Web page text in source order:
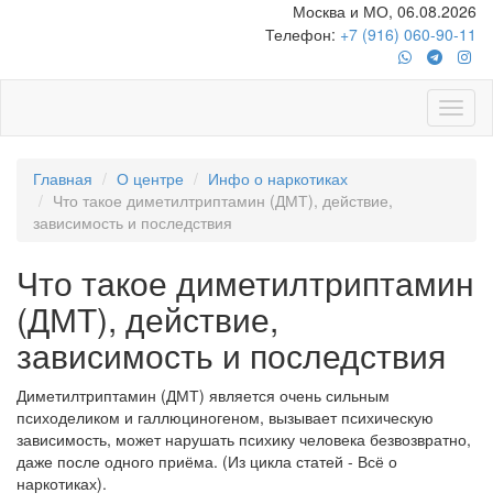
Москва и МО, 06.08.2026
Телефон: +7 (916) 060-90-11
Главная О центре
Инфо о наркотиках
Что такое диметилтриптамин (ДМТ), действие,
зависимость и последствия
Что такое диметилтриптамин
(ДМТ), действие,
зависимость и последствия
Диметилтриптамин (ДМТ) является очень сильным
психоделиком и галлюциногеном, вызывает психическую
зависимость, может нарушать психику человека безвозвратно,
даже после одного приёма. (Из цикла статей - Всё о
наркотиках).